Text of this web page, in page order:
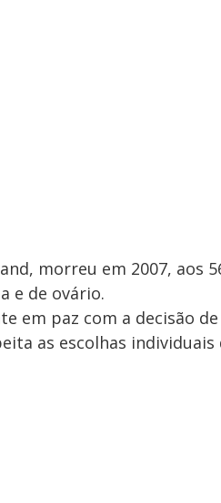
morreu em 2007, aos
e de ovário.
em paz com a decisão
as escolhas